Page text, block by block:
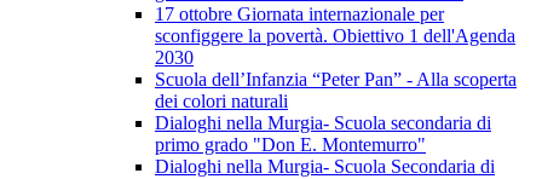
17 ottobre Giornata internazionale per
sconfiggere la povertà. Obiettivo 1 dell'Agenda
2030
Scuola dell’Infanzia “Peter Pan” - Alla scoperta
dei colori naturali
Dialoghi nella Murgia- Scuola secondaria di
primo grado "Don E. Montemurro"
Dialoghi nella Murgia- Scuola Secondaria di